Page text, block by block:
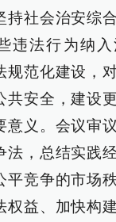
持社会治安综
违法行为纳
规范化建设，
共安全，建设
意义。会议审
法，总结实践
平竞争的市场
权益、加快构